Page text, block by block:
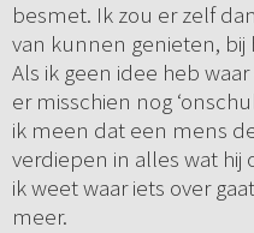
besmet. Ik zou er zelf
van kunnen genieten,
Als ik geen idee heb
er misschien nog
ik meen dat een mens
verdiepen in alles wat hij
ik weet waar iets over
meer.